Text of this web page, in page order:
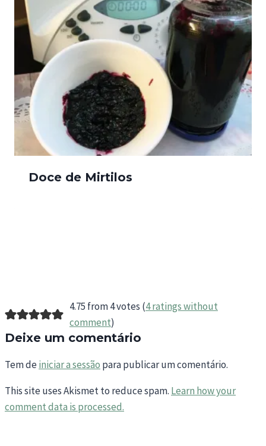
Doce de Mirtilos
4.75 from 4 votes (4 ratings without
comment)
Deixe um comentário
Tem deiniciar a sessão para publicar um comentário.
This site uses Akismet to reduce spam. Learn how your
comment data is processed.